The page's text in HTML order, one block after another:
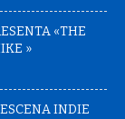
«THE
»
INDIE